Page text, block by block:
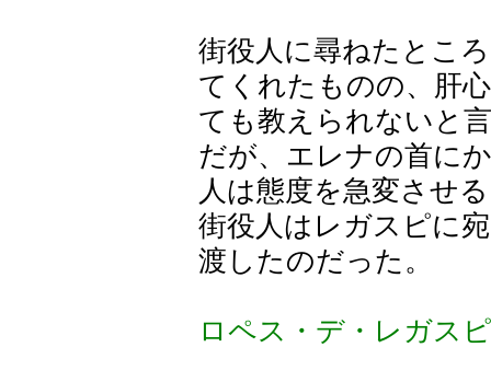
街役人に尋ねたとこ
てくれたものの、肝
ても教えられないと
だが、エレナの首に
人は態度を急変させ
街役人はレガスピに
渡したのだった。
ロペス・デ・レガス